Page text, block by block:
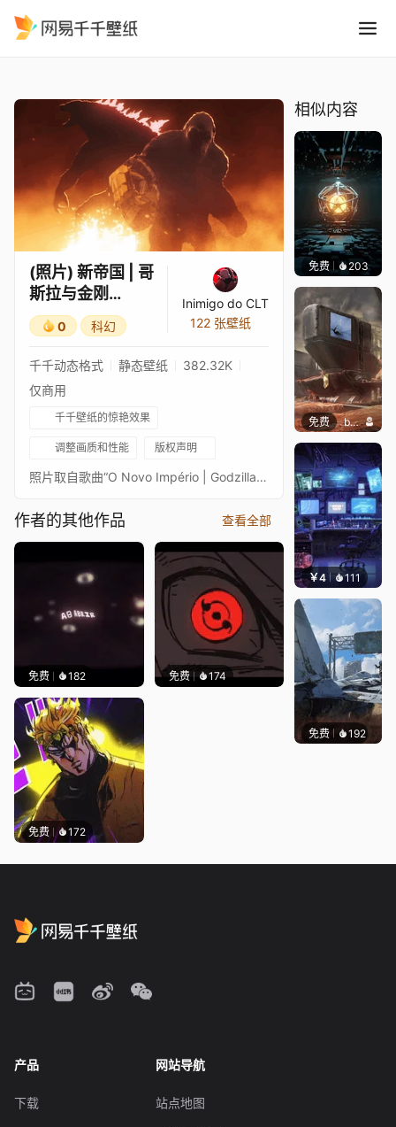
(照片) 新帝国 | 哥
斯拉与金刚
(Monsterverse)
| Papyrus Da
Batata
0 科幻
Inimigo do CLT
122 张壁纸
千千动态格式 静态壁纸
382.32K
仅商用
千千壁纸的惊艳效果
调整画质和性能 版权声明
照片取自歌曲“O Novo Império | Godzilla e Kong (Monsterverse)”，由歌手Papyrus Da Batata演唱。歌手频道链接如下
作者的其他作品 查看全部
免费 182 免费 174
免费 172
相似内容
免费 203Meowl
免费 butcho
￥4 111 楚梦缘
免费 192
产品
下载
网站导航
站点地图